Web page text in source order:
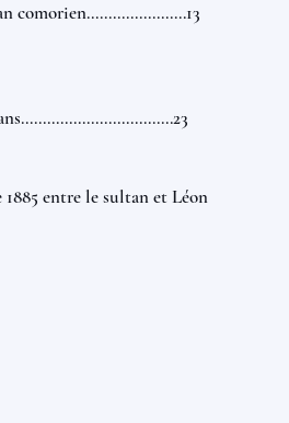
comorien.......................13
entre le sultan et Léon